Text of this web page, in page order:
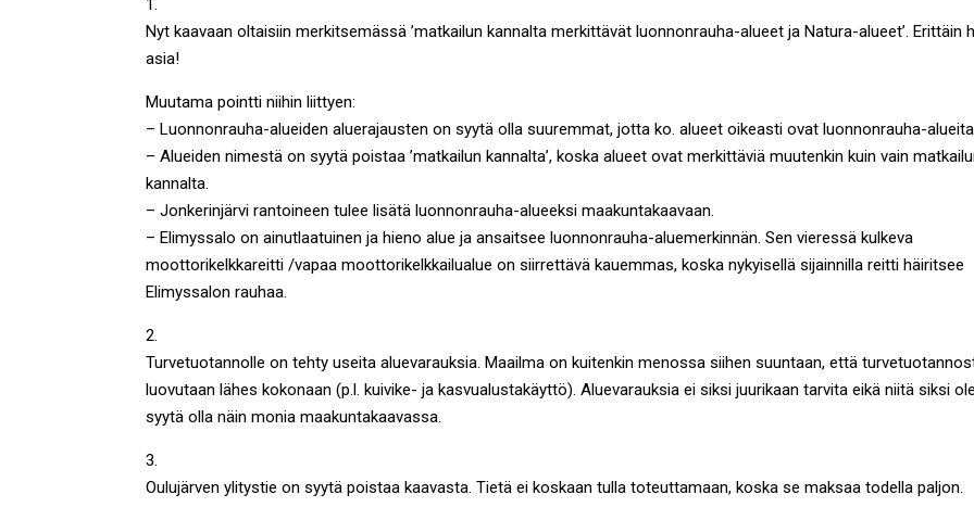
1.
Nyt kaavaan oltaisiin merkitsemässä ’matkailun kannalta merkittävät luonnonrauha-alueet ja Natura-alueet’. Erittäin
asia!
Muutama pointti niihin liittyen:
– Luonnonrauha-alueiden aluerajausten on syytä olla suuremmat, jotta ko. alueet oikeasti ovat luonnonrauha-
– Alueiden nimestä on syytä poistaa ’matkailun kannalta’, koska alueet ovat merkittäviä muutenkin kuin vain
kannalta.
– Jonkerinjärvi rantoineen tulee lisätä luonnonrauha-alueeksi maakuntakaavaan.
– Elimyssalo on ainutlaatuinen ja hieno alue ja ansaitsee luonnonrauha-aluemerkinnän. Sen vieressä kulkeva
moottorikelkkareitti /vapaa moottorikelkkailualue on siirrettävä kauemmas, koska nykyisellä sijainnilla reitti häiritsee
Elimyssalon rauhaa.
2.
Turvetuotannolle on tehty useita aluevarauksia. Maailma on kuitenkin menossa siihen suuntaan, että
luovutaan lähes kokonaan (p.l. kuivike- ja kasvualustakäyttö). Aluevarauksia ei siksi juurikaan tarvita eikä niitä siksi ole
syytä olla näin monia maakuntakaavassa.
3.
Oulujärven ylitystie on syytä poistaa kaavasta. Tietä ei koskaan tulla toteuttamaan, koska se maksaa todella paljon.